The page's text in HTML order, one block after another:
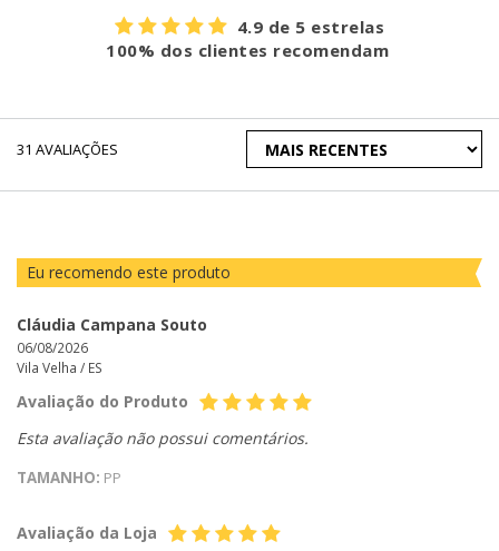
4.9 de 5 estrelas
100% dos clientes recomendam
31 AVALIAÇÕES
ORDENAR
AVALIAÇÕES
Eu recomendo este produto
Cláudia Campana Souto
06/08/2026
Vila Velha / ES
Avaliação do Produto
Esta avaliação não possui comentários.
TAMANHO: PP
Avaliação da Loja